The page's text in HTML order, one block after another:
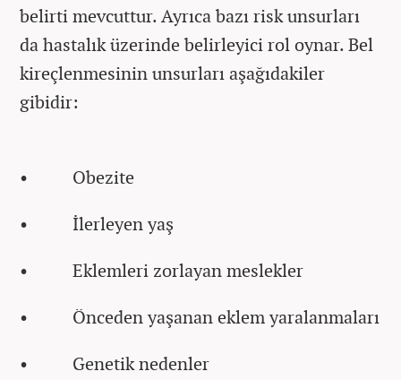
belirti mevcuttur. Ayrıca bazı risk unsurları
da hastalık üzerinde belirleyici rol oynar. Bel
kireçlenmesinin unsurları aşağıdakiler
gibidir:
• Obezite
• İlerleyen yaş
• Eklemleri zorlayan meslekler
• Önceden yaşanan eklem yaralanmaları
• Genetik nedenler